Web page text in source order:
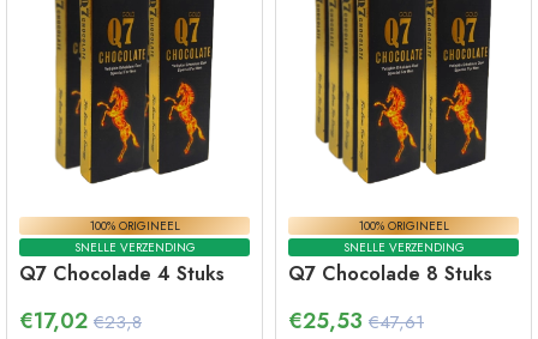
100% ORIGINEEL
SNELLE VERZENDING
Q7 Chocolade 4 Stuks
€17,02 €23,8
100% ORIGINEEL
SNELLE VERZENDING
Q7 Chocolade 8 Stuks
€25,53 €47,61